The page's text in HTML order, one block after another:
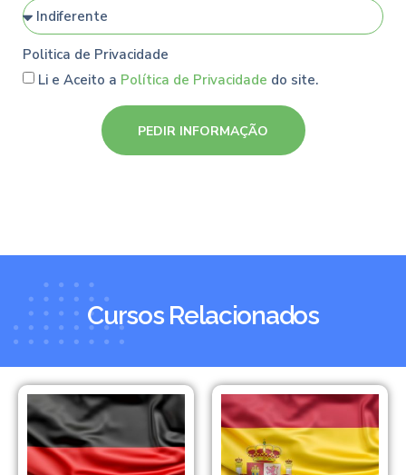
Politica de Privacidade
Li e Aceito a Política de Privacidade do site.
PEDIR INFORMAÇÃO
Cursos Relacionados